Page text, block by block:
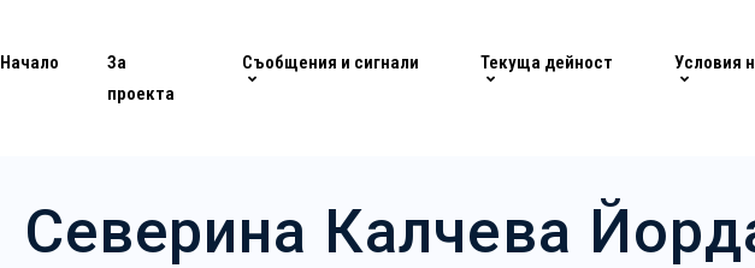
Начало
За
проекта
Съобщения и сигнали Текуща дейност Условия
Северина Калчева